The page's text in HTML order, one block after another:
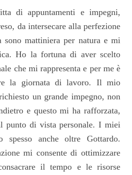
di appuntamenti e impegni,
da intersecare alla perfezione
sono mattiniera per natura e mi
Ho la fortuna di aver scelto
che mi rappresenta e per me è
la giornata di lavoro. Il mio
un grande impegno, non
e questo mi ha rafforzata,
punto di vista personale. I miei
spesso anche oltre Gottardo.
mi consente di ottimizzare
il tempo e le risorse